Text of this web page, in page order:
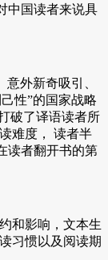
中国读者来说具
外新奇吸引、
性”的国家战略
破了译语读者所
难度， 读者半
读者翻开书的第
和影响，文本生
习惯以及阅读期